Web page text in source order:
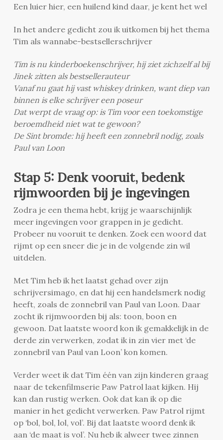
Een luier hier, een huilend kind daar, je kent het wel
In het andere gedicht zou ik uitkomen bij het thema
Tim als wannabe-bestsellerschrijver
Tim is nu kinderboekenschrijver, hij ziet zichzelf al bij
Jinek zitten als bestsellerauteur
Vanaf nu gaat hij vast whiskey drinken, want diep van
binnen is elke schrijver een poseur
Dat werpt de vraag op: is Tim voor een toekomstige
beroemdheid niet wat te gewoon?
De Sint bromde: hij heeft een zonnebril nodig, zoals
Paul van Loon
Stap 5: Denk vooruit, bedenk
rijmwoorden bij je ingevingen
Zodra je een thema hebt, krijg je waarschijnlijk
meer ingevingen voor grappen in je gedicht.
Probeer nu vooruit te denken. Zoek een woord dat
rijmt op een sneer die je in de volgende zin wil
uitdelen.
Met Tim heb ik het laatst gehad over zijn
schrijversimago, en dat hij een handelsmerk nodig
heeft, zoals de zonnebril van Paul van Loon. Daar
zocht ik rijmwoorden bij als: toon, boon en
gewoon. Dat laatste woord kon ik gemakkelijk in de
derde zin verwerken, zodat ik in zin vier met ‘de
zonnebril van Paul van Loon’ kon komen.
Verder weet ik dat Tim één van zijn kinderen graag
naar de tekenfilmserie Paw Patrol laat kijken. Hij
kan dan rustig werken. Ook dat kan ik op die
manier in het gedicht verwerken. Paw Patrol rijmt
op ‘bol, bol, lol, vol’. Bij dat laatste woord denk ik
aan ‘de maat is vol’. Nu heb ik alweer twee zinnen